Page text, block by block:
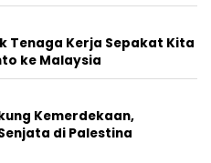
Tenaga Kerja Sepakat Kita
ke Malaysia
Kemerdekaan,
di Palestina